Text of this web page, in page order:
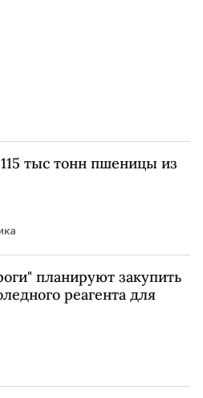
тыс тонн пшеницы из
планируют закупить
реагента для